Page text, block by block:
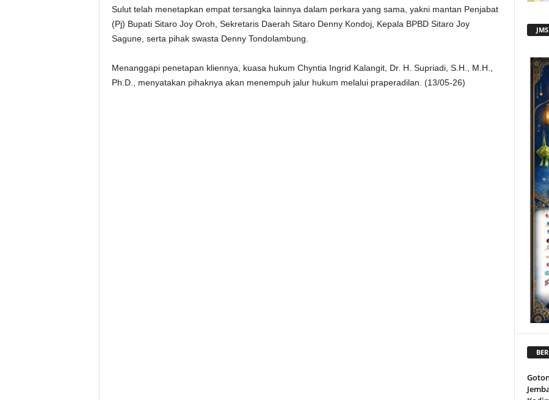
Sulut telah menetapkan empat tersangka lainnya dalam perkara yang sama, yakni mantan Penjabat
(Pj) Bupati Sitaro Joy Oroh, Sekretaris Daerah Sitaro Denny Kondoj, Kepala BPBD Sitaro Joy
Sagune, serta pihak swasta Denny Tondolambung.
Menanggapi penetapan kliennya, kuasa hukum Chyntia Ingrid Kalangit, Dr. H. Supriadi, S.H., M.H.,
Ph.D., menyatakan pihaknya akan menempuh jalur hukum melalui praperadilan. (13/05-26)